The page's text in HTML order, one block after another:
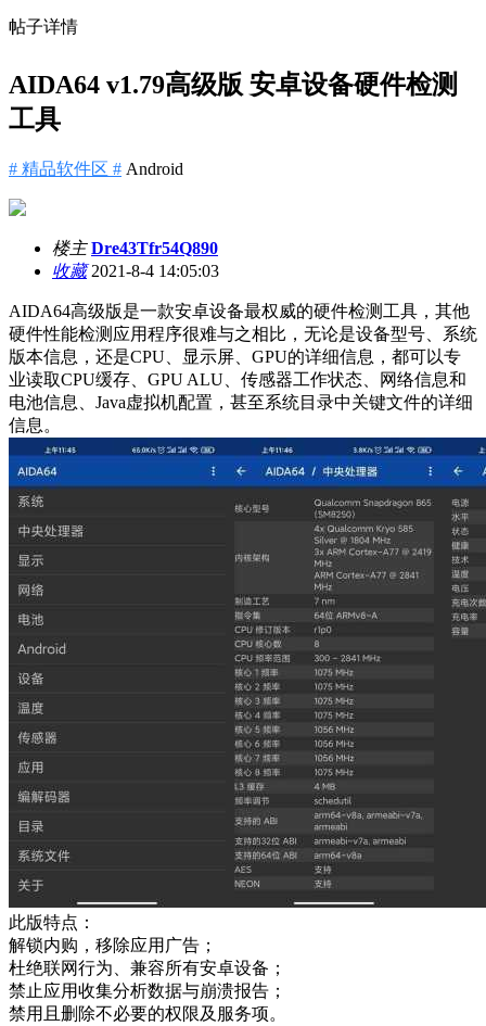
帖子详情
AIDA64 v1.79高级版 安卓设备硬件检测
工具
# 精品软件区 # Android
楼主 Dre43Tfr54Q890
收藏2021-8-4 14:05:03
AIDA64高级版是一款安卓设备最权威的硬件检测工具，其他
硬件性能检测应用程序很难与之相比，无论是设备型号、系统
版本信息，还是CPU、显示屏、GPU的详细信息，都可以专
业读取CPU缓存、GPU ALU、传感器工作状态、网络信息和
电池信息、Java虚拟机配置，甚至系统目录中关键文件的详细
信息。
此版特点：
解锁内购，移除应用广告；
杜绝联网行为、兼容所有安卓设备；
禁止应用收集分析数据与崩溃报告；
禁用且删除不必要的权限及服务项。